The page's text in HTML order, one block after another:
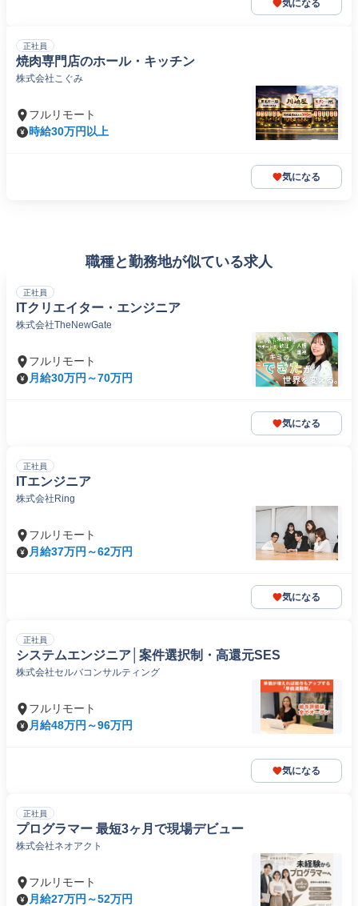
気になる
正社員
焼肉専門店のホール・キッチン
株式会社こぐみ
フルリモート
時給30万円以上
気になる
職種と勤務地が似ている求人
正社員
ITクリエイター・エンジニア
株式会社TheNewGate
フルリモート
月給30万円～70万円
気になる
正社員
ITエンジニア
株式会社Ring
フルリモート
月給37万円～62万円
気になる
正社員
システムエンジニア│案件選択制・高還元SES
株式会社セルバコンサルティング
フルリモート
月給48万円～96万円
気になる
正社員
プログラマー 最短3ヶ月で現場デビュー
株式会社ネオアクト
フルリモート
月給27万円～52万円